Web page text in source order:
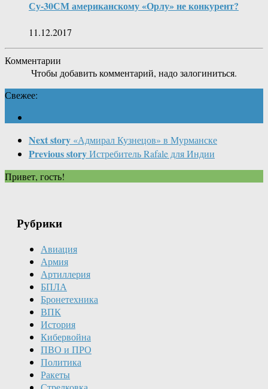
Су-30СМ американскому «Орлу» не конкурент?
11.12.2017
Комментарии
Чтобы добавить комментарий, надо залогиниться.
Свежее:
Next story «Адмирал Кузнецов» в Мурманске
Previous storyИстребитель Rafale для Индии
Привет, гость!
Рубрики
Авиация
Армия
Артиллерия
БПЛА
Бронетехника
ВПК
История
Кибервойна
ПВО и ПРО
Политика
Ракеты